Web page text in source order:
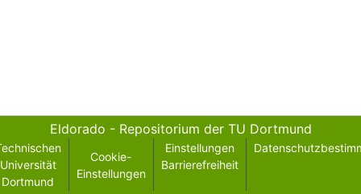
Eldorado - Repositorium der TU Dortmund
Universität
Dortmund
Cookie-
Einstellungen
Einstellungen
Barrierefreiheit